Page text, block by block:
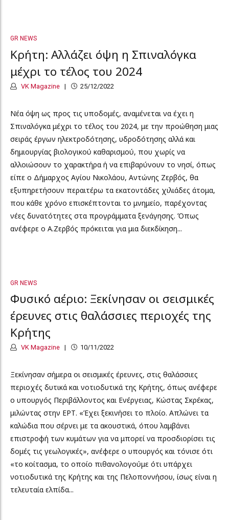
GR NEWS
Κρήτη: Αλλάζει όψη η Σπιναλόγκα
μέχρι το τέλος του 2024
VK Magazine 25/12/2022
Νέα όψη ως προς τις υποδομές, αναμένεται να έχει η
Σπιναλόγκα μέχρι το τέλος του 2024, με την προώθηση μιας
σειράς έργων ηλεκτροδότησης, υδροδότησης αλλά και
δημιουργίας βιολογικού καθαρισμού, που χωρίς να
αλλοιώσουν το χαρακτήρα ή να επιβαρύνουν το νησί, όπως
είπε ο Δήμαρχος Αγίου Νικολάου, Αντώνης Ζερβός, θα
εξυπηρετήσουν περαιτέρω τα εκατοντάδες χιλιάδες άτομα,
που κάθε χρόνο επισκέπτονται το μνημείο, παρέχοντας
νέες δυνατότητες στα προγράμματα ξενάγησης. Όπως
ανέφερε ο Α.Ζερβός πρόκειται για μια διεκδίκηση...
GR NEWS
Φυσικό αέριο: Ξεκίνησαν οι σεισμικές
έρευνες στις θαλάσσιες περιοχές της
Κρήτης
VK Magazine 10/11/2022
Ξεκίνησαν σήμερα οι σεισμικές έρευνες, στις θαλάσσιες
περιοχές δυτικά και νοτιοδυτικά της Κρήτης, όπως ανέφερε
ο υπουργός Περιβάλλοντος και Ενέργειας, Κώστας Σκρέκας,
μιλώντας στην ΕΡΤ. «Έχει ξεκινήσει το πλοίο. Απλώνει τα
καλώδια που σέρνει με τα ακουστικά, όπου λαμβάνει
επιστροφή των κυμάτων για να μπορεί να προσδιορίσει τις
δομές τις γεωλογικές», ανέφερε ο υπουργός και τόνισε ότι
«το κοίτασμα, το οποίο πιθανολογούμε ότι υπάρχει
νοτιοδυτικά της Κρήτης και της Πελοποννήσου, ίσως είναι η
τελευταία ελπίδα...